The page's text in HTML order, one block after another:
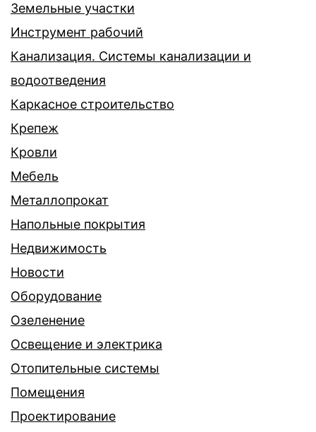
Земельные участки
Инструмент рабочий
Канализация. Системы канализации и
водоотведения
Каркасное строительство
Крепеж
Кровли
Мебель
Металлопрокат
Напольные покрытия
Недвижимость
Новости
Оборудование
Озеленение
Освещение и электрика
Отопительные системы
Помещения
Проектирование